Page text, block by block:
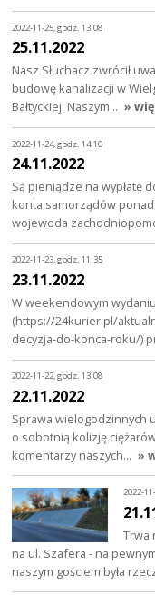
2022-11-25, godz. 13:08
25.11.2022
Nasz Słuchacz zwrócił
budowę kanalizacji w
Bałtyckiej. Naszym… »
2022-11-24, godz. 14:10
24.11.2022
Są pieniądze na wypłatę
konta samorządów ponad
wojewoda
2022-11-23, godz. 11:35
23.11.2022
W weekendowym
(https://24kurier.pl/
decyzja-do-konca-roku/)
2022-11-22, godz. 13:08
22.11.2022
Sprawa wielogodzinnych
o sobotnią kolizję
komentarzy naszych… »
2022-
Trwa
na ul. Szafera - na
naszym gościem była